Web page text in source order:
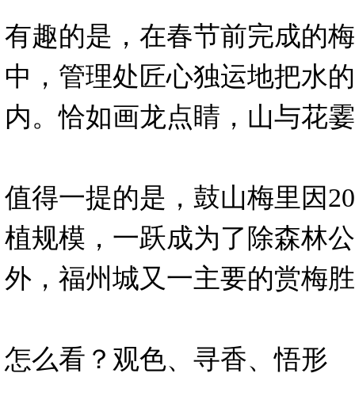
有趣的是，在春节前完成的
中，管理处匠心独运地把水
内。恰如画龙点睛，山与花
值得一提的是，鼓山梅里因
植规模，一跃成为了除森林
外，福州城又一主要的赏梅
怎么看？观色、寻香、悟形